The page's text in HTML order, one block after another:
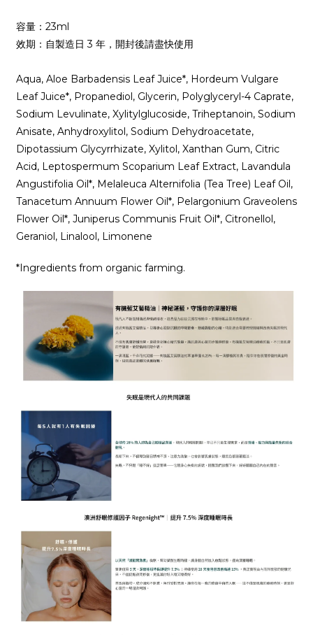
容量：23ml
效期： 自製造日 3 年，開封後請盡快使用
Aqua, Aloe Barbadensis Leaf Juice*, Hordeum Vulgare
Leaf Juice*, Propanediol, Glycerin, Polyglyceryl-4 Caprate,
Sodium Levulinate, Xylitylglucoside, Triheptanoin, Sodium
Anisate, Anhydroxylitol, Sodium Dehydroacetate,
Dipotassium Glycyrrhizate, Xylitol, Xanthan Gum, Citric
Acid, Leptospermum Scoparium Leaf Extract, Lavandula
Angustifolia Oil*, Melaleuca Alternifolia (Tea Tree) Leaf Oil,
Tanacetum Annuum Flower Oil*, Pelargonium Graveolens
Flower Oil*, Juniperus Communis Fruit Oil*, Citronellol,
Geraniol, Linalool, Limonene ​
*Ingredients from organic farming.